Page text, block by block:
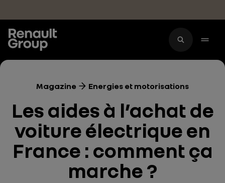
Magazine Energies et motorisations
Les aides à l’achat de
voiture électrique en
France : comment ça
marche ?